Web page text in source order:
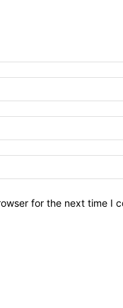
for the next time I